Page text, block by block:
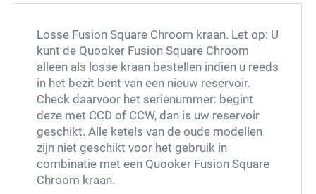
Losse Fusion Square Chroom kraan. Let op: U
kunt de Quooker Fusion Square Chroom
alleen als losse kraan bestellen indien u reeds
in het bezit bent van een nieuw reservoir.
Check daarvoor het serienummer: begint
deze met CCD of CCW, dan is uw reservoir
geschikt. Alle ketels van de oude modellen
zijn niet geschikt voor het gebruik in
combinatie met een Quooker Fusion Square
Chroom kraan.